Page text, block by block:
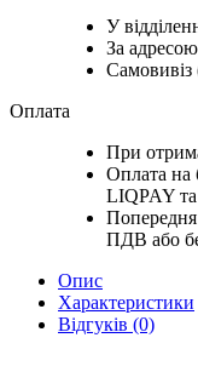
У
За
Самовивіз
Оплата
При
Оплата на
LIQPAY та
Попередня
ПДВ або
Опис
Характеристики
Відгуків (0)